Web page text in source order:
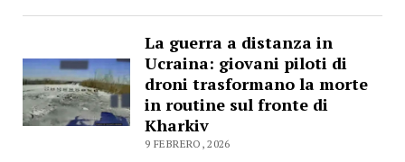
La guerra a distanza in
Ucraina: giovani piloti di
droni trasformano la morte
in routine sul fronte di
Kharkiv
9 FEBRERO, 2026